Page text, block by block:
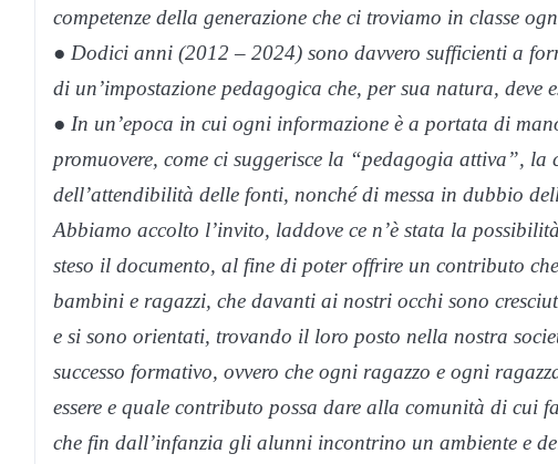
competenze della generazione che ci troviamo in classe
● Dodici anni (2012 – 2024) sono davvero sufficienti a
di un’impostazione pedagogica che, per sua natura, deve
● In un’epoca in cui ogni informazione è a portata di
promuovere, come ci suggerisce la “pedagogia attiva”,
dell’attendibilità delle fonti, nonché di messa in dubbio
Abbiamo accolto l’invito, laddove ce n’è stata la
steso il documento, al fine di poter offrire un contributo
bambini e ragazzi, che davanti ai nostri occhi sono
e si sono orientati, trovando il loro posto nella nostra
successo formativo, ovvero che ogni ragazzo e ogni
essere e quale contributo possa dare alla comunità di cui
che fin dall’infanzia gli alunni incontrino un ambiente e